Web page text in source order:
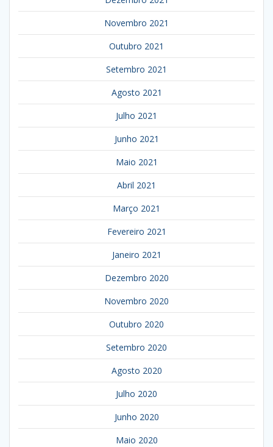
Novembro 2021
Outubro 2021
Setembro 2021
Agosto 2021
Julho 2021
Junho 2021
Maio 2021
Abril 2021
Março 2021
Fevereiro 2021
Janeiro 2021
Dezembro 2020
Novembro 2020
Outubro 2020
Setembro 2020
Agosto 2020
Julho 2020
Junho 2020
Maio 2020